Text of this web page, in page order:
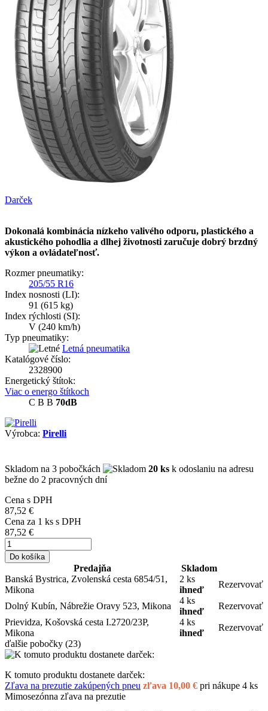
Darček
Dokonalá kombinácia nízkeho valivého odporu, plastického a
akustického pohodlia a dlhej životnosti zaručuje dobrý brzdný
výkon a ovládateľnosť.
Rozmer pneumatiky:
205/55 R16
Index nosnosti (LI):
91 (615 kg)
Index rýchlosti (SI):
V (240 km/h)
Typ pneumatiky:
Letná pneumatika
Katalógové číslo:
2328900
Energetický štítok:
Viac o energo štítkoch
C B B 70dB
Výrobca: Pirelli
Skladom na 3 pobočkách 20 ks k odoslaniu na adresu
bežne do 2 pracovných dní
Cena s DPH
87,52 €
Cena za 1 ks s DPH
87,52 €
Do košíka
Predajňa
Skladom
Banská Bystrica, Zvolenská cesta 6854/51,
Mikona
2 ks
ihneď
Rezervovať
Dolný Kubín, Nábrežie Oravy 523, Mikona
4 ks
ihneď
Rezervovať
Prievidza, Košovská cesta I.2720/23P,
Mikona
4 ks
ihneď
Rezervovať
ďalšie pobočky (23)
K tomuto produktu dostanete darček:
Zľava na prezutie zakúpených pneu zľava 10,00 € pri nákupe 4 ks
Mimosezónna zľava na prezutie